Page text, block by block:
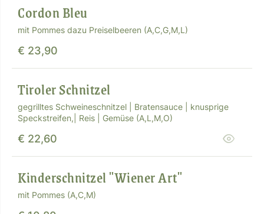
Cordon Bleu
mit Pommes dazu Preiselbeeren (A,C,G,M,L)
€ 23,90
Tiroler Schnitzel
gegrilltes Schweineschnitzel | Bratensauce | knusprige
Speckstreifen,| Reis | Gemüse (A,L,M,O)
€ 22,60
Kinderschnitzel "Wiener Art"
mit Pommes (A,C,M)